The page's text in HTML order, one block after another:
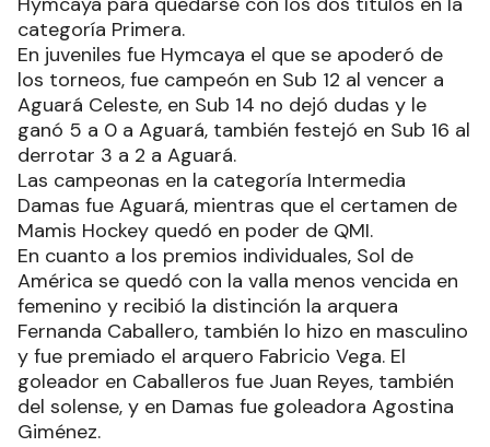
categoría Primera.
En juveniles fue Hymcaya el que se apoderó de
los torneos, fue campeón en Sub 12 al vencer a
Aguará Celeste, en Sub 14 no dejó dudas y le
ganó 5 a 0 a Aguará, también festejó en Sub 16 al
derrotar 3 a 2 a Aguará.
Las campeonas en la categoría Intermedia
Damas fue Aguará, mientras que el certamen de
Mamis Hockey quedó en poder de QMI.
En cuanto a los premios individuales, Sol de
América se quedó con la valla menos vencida en
femenino y recibió la distinción la arquera
Fernanda Caballero, también lo hizo en masculino
y fue premiado el arquero Fabricio Vega. El
goleador en Caballeros fue Juan Reyes, también
del solense, y en Damas fue goleadora Agostina
Giménez.